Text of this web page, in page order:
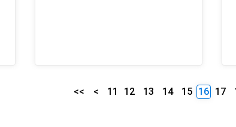
<< < 11 12 13 14 15 16 17